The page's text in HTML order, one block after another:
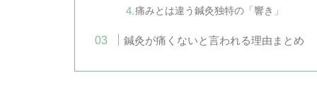
痛みとは違う鍼灸独特の「響き」
鍼灸が痛くないと言われる理由まとめ